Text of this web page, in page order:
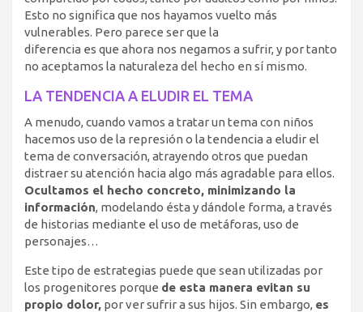
Esto no significa que nos hayamos vuelto más
vulnerables. Pero parece ser que la
diferencia es que ahora nos negamos a sufrir, y por tanto
no aceptamos la naturaleza del hecho en sí mismo.
LA TENDENCIA A ELUDIR EL TEMA
A menudo, cuando vamos a tratar un tema con niños
hacemos uso de la represión o la tendencia a eludir el
tema de conversación, atrayendo otros que puedan
distraer su atención hacia algo más agradable para ellos.
Ocultamos el hecho concreto, minimizando la
información, modelando ésta y dándole forma, a través
de historias mediante el uso de metáforas, uso de
personajes…
Este tipo de estrategias puede que sean utilizadas por
los progenitores porque de esta manera evitan su
propio dolor, por ver sufrir a sus hijos. Sin embargo, es